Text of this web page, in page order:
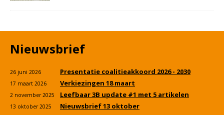
Nieuwsbrief
26 juni 2026 Presentatie coalitieakkoord 2026 - 2030
17 maart 2026 Verkiezingen 18 maart
2 november 2025 Leefbaar 3B update #1 met 5 artikelen
13 oktober 2025 Nieuwsbrief 13 oktober